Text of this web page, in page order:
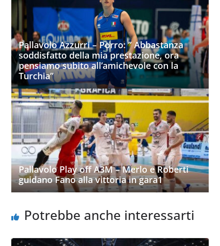
Pallavolo Azzurri – Porro: ” Abbastanza
soddisfatto della mia prestazione, ora
pensiamo subito all’amichevole con la
Turchia”
Pallavolo Play off A3M – Merlo e Roberti
guidano Fano alla vittoria in gara1
Potrebbe anche interessarti